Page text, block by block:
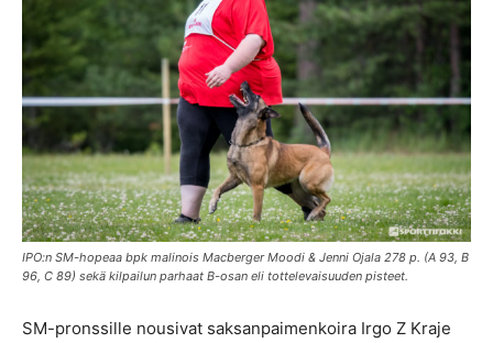
IPO:n SM-hopeaa bpk malinois Macberger Moodi & Jenni Ojala 278 p. (A 93, B
96, C 89) sekä kilpailun parhaat B-osan eli tottelevaisuuden pisteet.
SM-pronssille nousivat saksanpaimenkoira Irgo Z Kraje